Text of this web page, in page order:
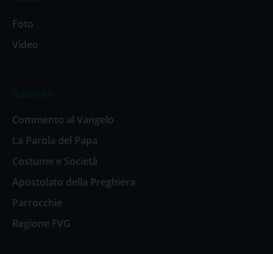
Foto
Video
Commento al Vangelo
La Parola del Papa
Costume e Società
Apostolato della Preghiera
Parrocchie
Regione FVG